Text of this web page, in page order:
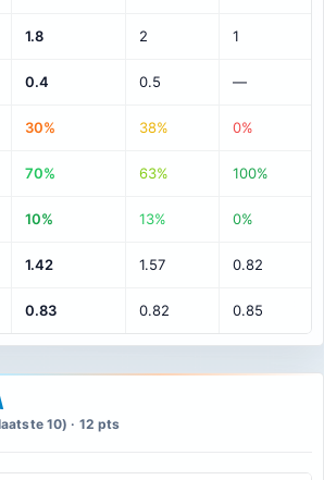
1.8 2 1
0.4 0.5 —
30% 38% 0%
70% 63% 100%
10% 13% 0%
1.42 1.57 0.82
0.83 0.82 0.85
10) · 12 pts